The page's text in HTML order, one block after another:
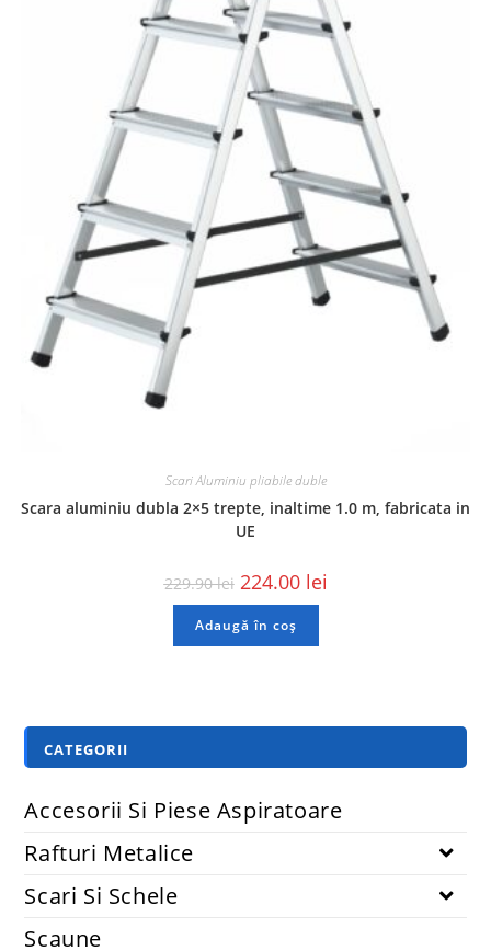
Scari Aluminiu pliabile duble
Scara aluminiu dubla 2×5 trepte, inaltime 1.0 m, fabricata in
UE
229.90lei 224.00 lei
Adaugă în coș
CATEGORII
Accesorii Si Piese Aspiratoare
Rafturi Metalice
Scari Si Schele
Scaune